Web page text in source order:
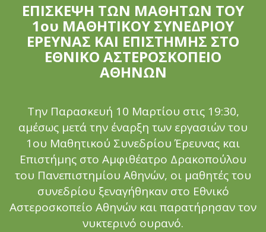
ΕΠΙΣΚΕΨΗ ΤΩΝ ΜΑΘΗΤΩΝ ΤΟΥ
1ου ΜΑΘΗΤΙΚΟΥ ΣΥΝΕΔΡΙΟΥ
ΕΡΕΥΝΑΣ ΚΑΙ ΕΠΙΣΤΗΜΗΣ ΣΤΟ
ΕΘΝΙΚΟ ΑΣΤΕΡΟΣΚΟΠΕΙΟ
ΑΘΗΝΩΝ
Την Παρασκευή 10 Μαρτίου στις 19:30,
αμέσως μετά την έναρξη των εργασιών του
1ου Μαθητικού Συνεδρίου Έρευνας και
Επιστήμης στο Αμφιθέατρο Δρακοπούλου
του Πανεπιστημίου Αθηνών, οι μαθητές του
συνεδρίου ξεναγήθηκαν στο Εθνικό
Αστεροσκοπείο Αθηνών και παρατήρησαν τον
νυκτερινό ουρανό.